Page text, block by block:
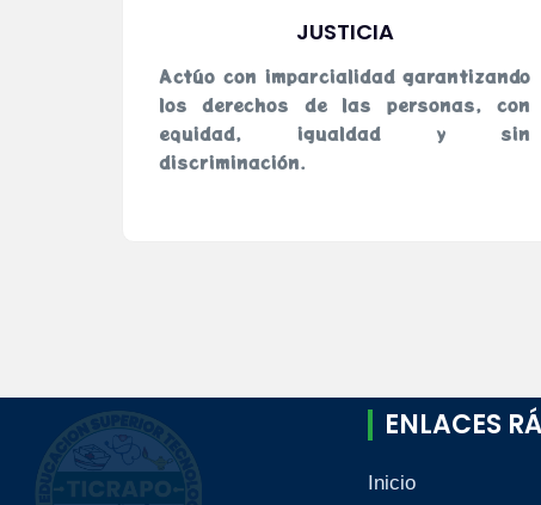
JUSTICIA
Actúo con imparcialidad garantizando
los derechos de las personas, con
equidad, igualdad y sin
discriminación.
ENLACES
Inicio